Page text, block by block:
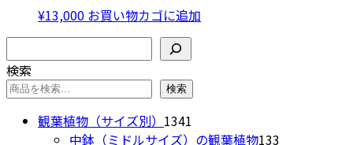
¥13,000 お買い物カゴに追加
検索
検索
観葉植物（サイズ別） 1341
個
中鉢（ミドルサイズ）の観葉植物133